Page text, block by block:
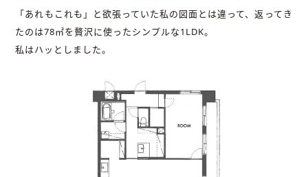
「あれもこれも」と欲張っていた私の図面とは違って、返ってき
たのは78㎡を贅沢に使ったシンプルな1LDK。
私はハッとしました。